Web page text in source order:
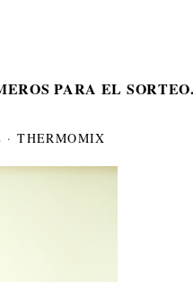
PARA EL SORTEO.
·THERMOMIX